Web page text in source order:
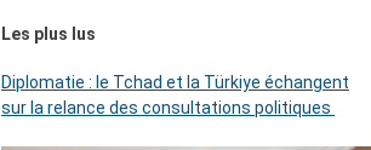
Les plus lus
Diplomatie : le Tchad et la Türkiye échangent
sur la relance des consultations politiques